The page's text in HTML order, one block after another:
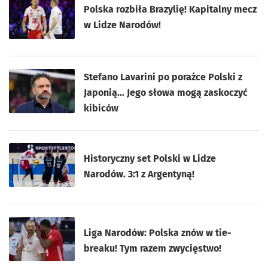
Polska rozbiła Brazylię! Kapitalny mecz
w Lidze Narodów!
Stefano Lavarini po porażce Polski z
Japonią… Jego słowa mogą zaskoczyć
kibiców
Historyczny set Polski w Lidze
Narodów. 3:1 z Argentyną!
Liga Narodów: Polska znów w tie-
breaku! Tym razem zwycięstwo!